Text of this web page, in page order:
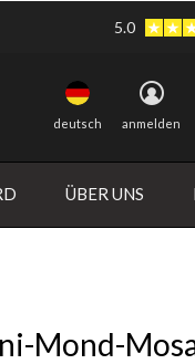
ÜBER UNS
deutsch anmelden
5.0
Mond-